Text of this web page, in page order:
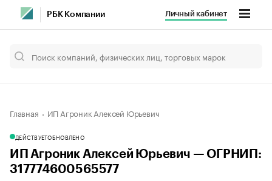
РБК Компании Личный кабинет
Главная ИП Агроник Алексей Юрьевич
ДЕЙСТВУЕТОБНОВЛЕНО
ИП Агроник Алексей Юрьевич — ОГРНИП:
317774600565577